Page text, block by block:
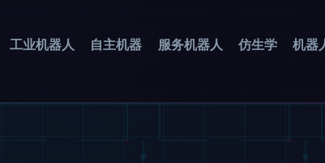
工业机器人 自主机器 服务机器人 仿生学 机器